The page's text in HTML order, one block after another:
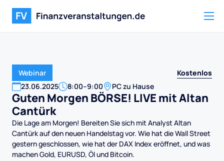
Webinar
Kostenlos
23.06.2025 8:00–9:00 PC zu Hause
Guten Morgen BÖRSE! LIVE mit Altan
Cantürk
Die Lage am Morgen! Bereiten Sie sich mit Analyst Altan
Cantürk auf den neuen Handelstag vor. Wie hat die Wall Street
gestern geschlossen, wie hat der DAX Index eröffnet, und was
machen Gold, EURUSD, Öl und Bitcoin.